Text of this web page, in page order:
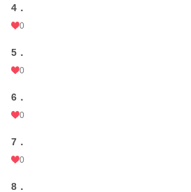
4．
0
5．
0
6．
0
7．
0
8．